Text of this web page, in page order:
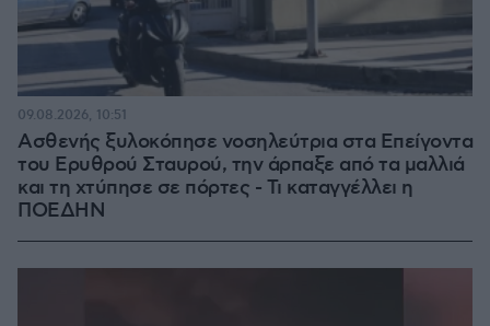
Ασθενής ξυλοκόπησε νοσηλεύτρια στα Επείγοντα
του Ερυθρού Σταυρού, την άρπαξε από τα μαλλιά
και τη χτύπησε σε πόρτες - Τι καταγγέλλει η
ΠΟΕΔΗΝ
09.08.2026, 10:51